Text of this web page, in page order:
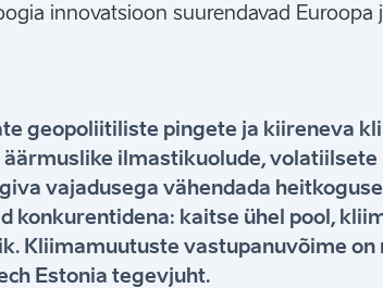
geopoliitiliste pingete ja kiireneva
ilmastikuolude, volatiilsete
vajadusega vähendada
konkurentidena: kaitse ühel pool,
Kliimamuutuste vastupanuvõime
Estonia tegevjuht.